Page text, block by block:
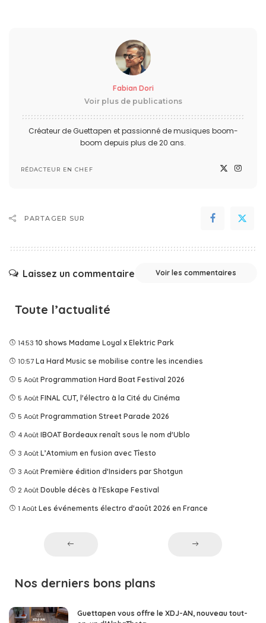
Fabian Dori
Voir plus de publications
Créateur de Guettapen et passionné de musiques boom-
boom depuis plus de 20 ans.
RÉDACTEUR EN CHEF
PARTAGER SUR
Laissez un commentaire Voir les commentaires
Toute l’actualité
14:53 10 shows Madame Loyal x Elektric Park
10:57 La Hard Music se mobilise contre les incendies
5 Août Programmation Hard Boat Festival 2026
5 Août FINAL CUT, l'électro à la Cité du Cinéma
5 Août Programmation Street Parade 2026
4 Août IBOAT Bordeaux renaît sous le nom d'Ublo
3 Août L’Atomium en fusion avec Tîesto
3 Août Première édition d'Insiders par Shotgun
2 Août Double décès à l'Eskape Festival
1 Août Les événements électro d'août 2026 en France
Nos derniers bons plans
Guettapen vous offre le XDJ-AN, nouveau tout-